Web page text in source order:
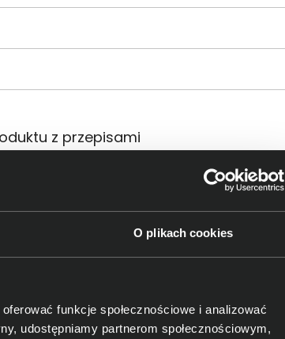
O plikach cookies
funkcje społecznościowe i analizować
udostępniamy partnerom społecznościowym,
z przepisami
Europe S.A.; EPFL - Quartier de l’Innovation, CH - 1015
S.
; Catharijnesingel 47, 3511GC Utrecht, The